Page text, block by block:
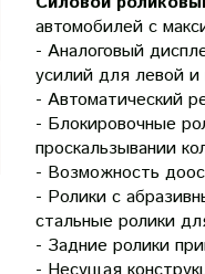
автомобилей с
- Аналоговый
усилий для левой
- Автоматический
- Блокировочные
проскальзывании
- Возможность
- Ролики с
стальные ролики
- Задние ролики